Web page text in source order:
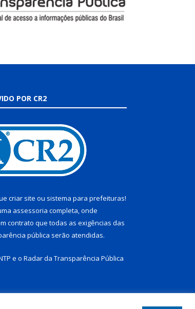
POR CR2
criar site ou sistema para prefeituras!
assessoria completa, onde
contrato que todas as exigências das
pública serão atendidas.
e o Radar da Transparência Pública